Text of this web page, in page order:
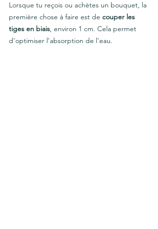
Lorsque tu reçois ou achètes un bouquet, la
première chose à faire est de couper les
tiges en biais, environ 1 cm. Cela permet
d'optimiser l’absorption de l'eau.